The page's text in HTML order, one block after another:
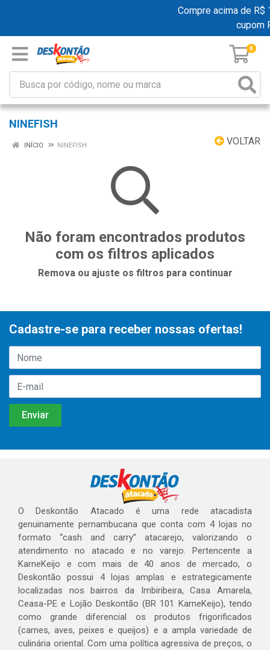
Compre acima de R$
cupom
0
NINEFISH
VOLTAR
INÍCIO NINEFISH
Não foram encontrados produtos
com os filtros aplicados
Remova ou ajuste os filtros para continuar
Cadastre-se para receber nossas ofertas!
O Deskontão Atacado é uma rede atacadista
genuinamente pernambucana que conta com 4 lojas no
formato “cash and carry” atacarejo, valorizando o
atendimento no atacado e no varejo. Pertencente a
KarneKeijo e com mais de 40 anos de mercado, o
Deskontão possui 4 lojas amplas e estrategicamente
localizadas nos bairros da Imbiribeira, Casa Amarela,
Ceasa-PE e Lojão Deskontão (BR 101 KarneKeijo), tendo
como grande diferencial os produtos frigorificados
(carnes, aves, peixes e queijos) e a ampla variedade de
culinária oriental. Com uma política agressiva de preços, o